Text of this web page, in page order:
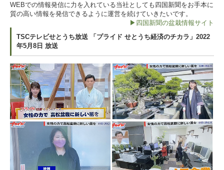
WEBでの情報発信に力を入れている当社としても四国新聞をお手本に
質の高い情報を発信できるように運営を続けていきたいです。
▶四国新聞の盆栽情報サイト
TSCテレビせとうち放送 「プライド せとうち経済のチカラ」2022
年5月8日 放送